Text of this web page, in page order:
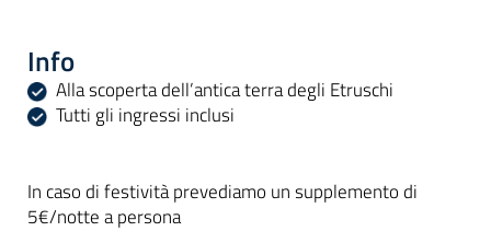
Info
Alla scoperta dell’antica terra degli Etruschi
Tutti gli ingressi inclusi
In caso di festività prevediamo un supplemento di
5€/notte a persona